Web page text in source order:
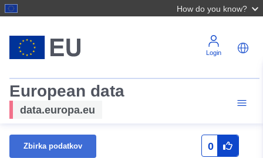
How do you know?
Login
European data
data.europa.eu
Zbirka podatkov 0